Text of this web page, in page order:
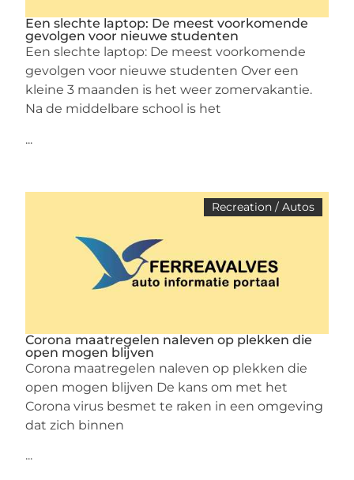
Een slechte laptop: De meest voorkomende
gevolgen voor nieuwe studenten
Een slechte laptop: De meest voorkomende
gevolgen voor nieuwe studenten Over een
kleine 3 maanden is het weer zomervakantie.
Na de middelbare school is het
...
Recreation / Autos
Corona maatregelen naleven op plekken die
open mogen blijven
Corona maatregelen naleven op plekken die
open mogen blijven De kans om met het
Corona virus besmet te raken in een omgeving
dat zich binnen
...